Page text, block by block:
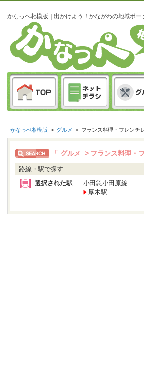
かなっぺ相模版｜出かけよう！かながわの地域ポー
かなっぺ相模版 > グルメ > フランス料理・フレンチ
「 グルメ > フランス料理・
路線・駅で探す
選択された駅
小田急小田原線
厚木駅